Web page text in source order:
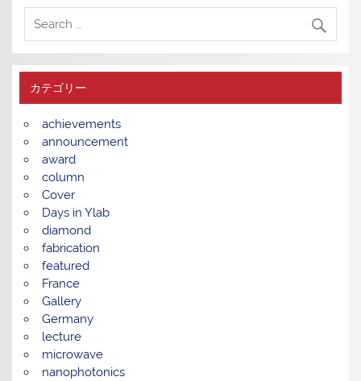
カテゴリー
achievements
announcement
award
column
Cover
Days in Ylab
diamond
fabrication
featured
France
Gallery
Germany
lecture
microwave
nanophotonics